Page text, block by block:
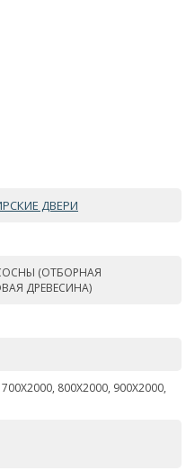
ДВЕРИ
(ОТБОРНАЯ
ДРЕВЕСИНА)
800Х2000, 900Х2000,